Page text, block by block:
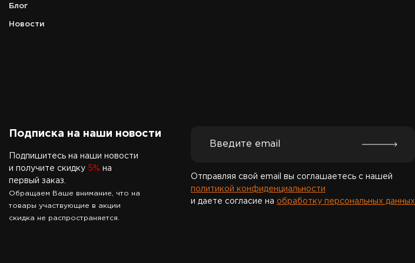
Блог
Новости
Подписка на наши новости
Подпишитесь на наши новости
и получите скидку 5% на
первый заказ.
Обращаем Ваше внимание, что на
товары участвующие в акции
скидка не распространяется.
Отправляя свой email вы соглашаетесь с нашей
политикой конфиденциальности
и даете согласие на обработку персональных данных